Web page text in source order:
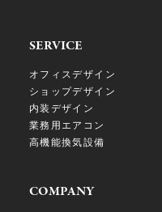
SERVICE
オフィスデザイン
ショップデザイン
内装デザイン
業務用エアコン
高機能換気設備
COMPANY